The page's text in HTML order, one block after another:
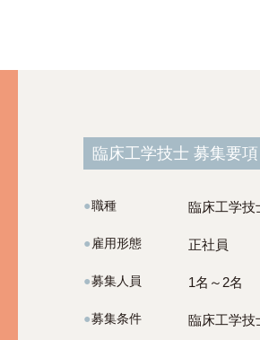
臨床工学技士 募集要項
●職種 臨床工学技
● 雇用形態 正社員
●募集人員 1名～2名
●募集条件 臨床工学技